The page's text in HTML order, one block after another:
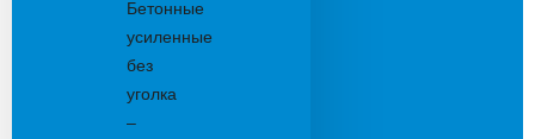
Бетонные
усиленные
без
уголка
–